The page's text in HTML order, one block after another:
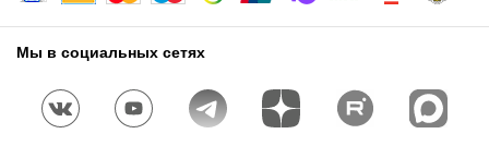
Мы в социальных сетях